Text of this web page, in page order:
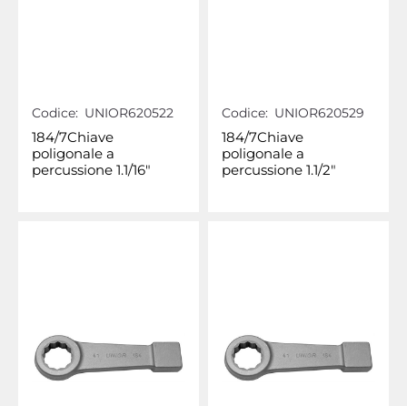
Codice: UNIOR620522
184/7Chiave
poligonale a
percussione 1.1/16"
Codice: UNIOR620529
184/7Chiave
poligonale a
percussione 1.1/2"